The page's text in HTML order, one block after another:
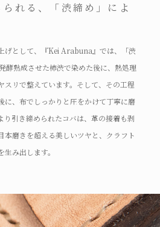
れる、「渋締め」によ
げとして、『Kei Arabuna』では、「渋
酵熟成させた柿渋で染めた後に、熱処理
スリで整えています。そして、その工程
に、布でしっかりと圧をかけて丁寧に磨
り引き締められたコバは、革の接着も剥
本磨きを超える美しいツヤと、クラフト
み出します。